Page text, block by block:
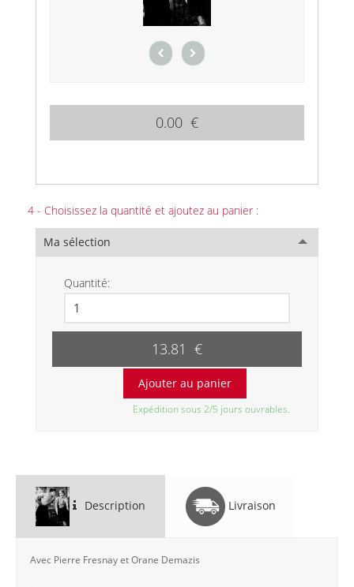
0.00 €
4 - Choisissez la quantité et ajoutez au panier :
Ma sélection
Quantité:
13.81 €
Expédition sous 2/5 jours ouvrables.
Description Livraison
Avec Pierre Fresnay et Orane Demazis